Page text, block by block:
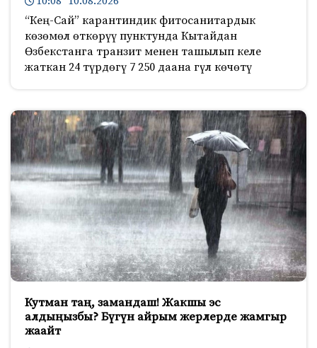
“Кең-Сай” карантиндик фитосанитардык
көзөмөл өткөрүү пунктунда Кытайдан
Өзбекстанга транзит менен ташылып келе
жаткан 24 түрдөгү 7 250 даана гүл көчөтү
Кутман таң, замандаш! Жакшы эс
алдыңызбы? Бүгүн айрым жерлерде жамгыр
жаайт